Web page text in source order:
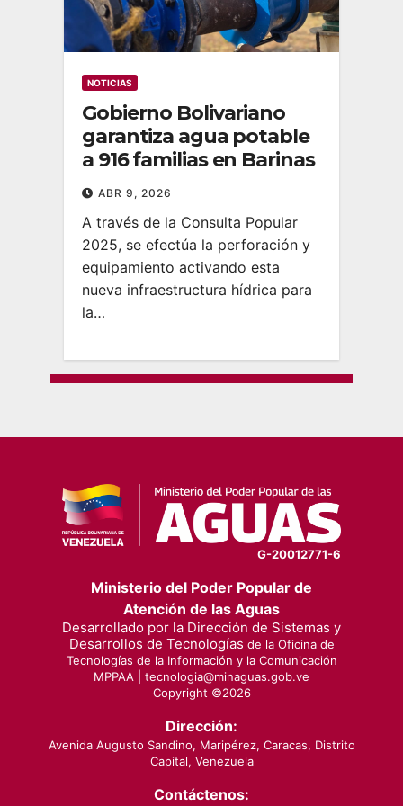
NOTICIAS
Gobierno Bolivariano
garantiza agua potable
a 916 familias en Barinas
ABR 9, 2026
A través de la Consulta Popular
2025, se efectúa la perforación y
equipamiento activando esta
nueva infraestructura hídrica para
la…
G-20012771-6
Ministerio del Poder Popular de
Atención de las Aguas
Desarrollado por la Dirección de Sistemas y
Desarrollos de Tecnologías de la Oficina de
Tecnologías de la Información y la Comunicación
MPPAA | tecnologia@minaguas.gob.ve
Copyright ©2026
Dirección:
Avenida Augusto Sandino, Maripérez, Caracas, Distrito
Capital, Venezuela
Contáctenos: